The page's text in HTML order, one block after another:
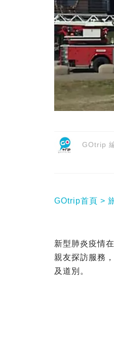
GOtrip
GOtrip首頁
新型肺炎疫情
親友探訪服務
及道別。